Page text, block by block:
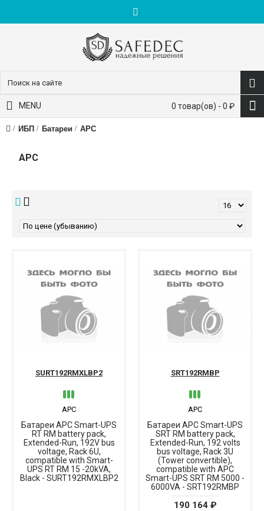
0 товар(ов) - 0 ₽
MENU
ИБП Батареи APC
APC
Батареи APC Smart-UPS
RT RM battery pack,
Extended-Run, 192V bus
voltage, Rack 6U,
compatible with Smart-
UPS RT RM 15 -20kVA,
Black - SURT192RMXLBP2
APC
SURT192RMXLBP2
Батареи APC Smart-UPS
SRT RM battery pack,
Extended-Run, 192 volts
bus voltage, Rack 3U
(Tower convertible),
compatible with APC
Smart-UPS SRT RM 5000 -
6000VA - SRT192RMBP
APC
SRT192RMBP
190 164 ₽